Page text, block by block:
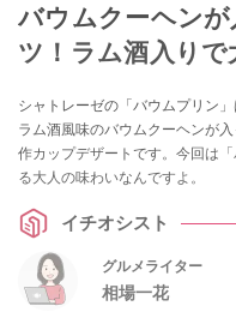
バウムクーヘン
ツ！ラム酒入りで
シャトレーゼの「バウムプリン
ラム酒風味のバウムクーヘンが
作カップデザートです。今回は
る大人の味わいなんですよ。
イチオシスト
グルメライター
相場一花